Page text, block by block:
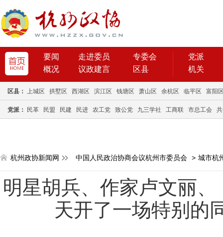
要闻 走进委员
专委会
概况
议政建言 区县
党派
机关
区县： 上城区 拱墅区 西湖区 滨江区 钱塘区 萧山区 余杭区 临平区 富阳
党派： 民革 民盟 民建 民进 农工党 致公党 九三学社 工商联 市总工会
杭州政协新闻网 中国人民政治协商会议杭州市委员会 > 城市杭
明星胡兵、作家卢文丽
天开了一场特别的